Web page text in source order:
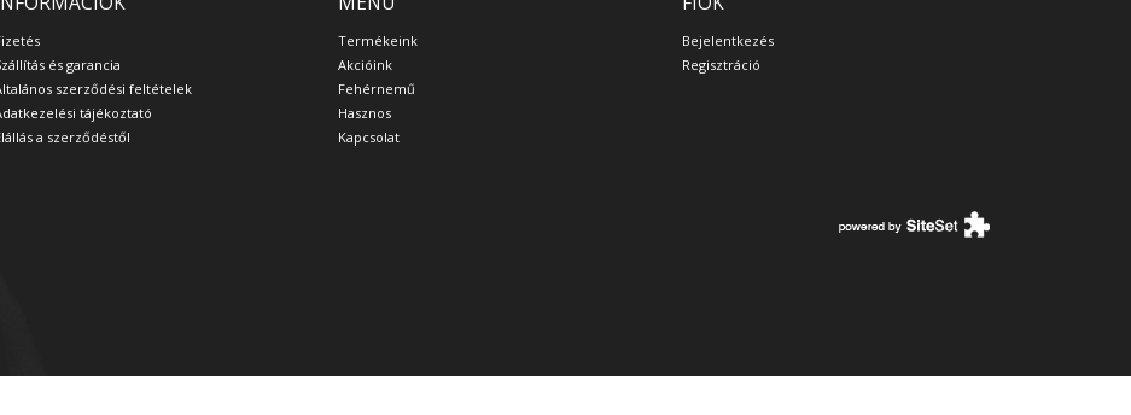
és garancia
szerződési feltételek
tájékoztató
a szerződéstől
Termékeink
Akcióink
Fehérnemű
Hasznos
Kapcsolat
Bejelentkezés
Regisztráció